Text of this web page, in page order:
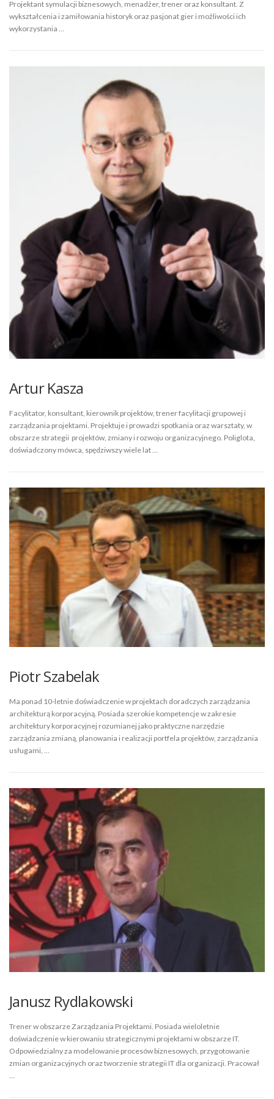
Projektant symulacji biznesowych, menadżer, trener oraz konsultant. Z
wykształcenia i zamiłowania historyk oraz pasjonat gier i możliwości ich
wykorzystania …
Artur Kasza
Facylitator, konsultant, kierownik projektów, trener facylitacji grupowej i
zarządzania projektami. Projektuje i prowadzi spotkania oraz warsztaty, w
obszarze strategii projektów, zmiany i rozwoju organizacyjnego. Poliglota,
doświadczony mówca, spędziwszy wiele lat …
Piotr Szabelak
Ma ponad 10-letnie doświadczenie w projektach doradczych zarządzania
architekturą korporacyjną. Posiada szerokie kompetencje w zakresie
architektury korporacyjnej rozumianej jako praktyczne narzędzie
zarządzania zmianą, planowania i realizacji portfela projektów, zarządzania
usługami, …
Janusz Rydlakowski
Trener w obszarze Zarządzania Projektami. Posiada wieloletnie
doświadczenie w kierowaniu strategicznymi projektami w obszarze IT.
Odpowiedzialny za modelowanie procesów biznesowych, przygotowanie
zmian organizacyjnych oraz tworzenie strategii IT dla organizacji. Pracował
…